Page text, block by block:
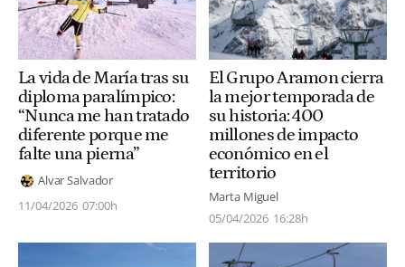
La vida de María tras su
diploma paralímpico:
“Nunca me han tratado
diferente porque me
falte una pierna”
Alvar Salvador
11/04/2026 07:00h
El Grupo Aramon cierra
la mejor temporada de
su historia: 400
millones de impacto
económico en el
territorio
Marta Miguel
05/04/2026 16:28h